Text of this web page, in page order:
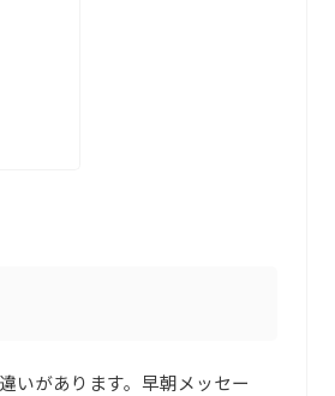
いがあります。早朝メッセー